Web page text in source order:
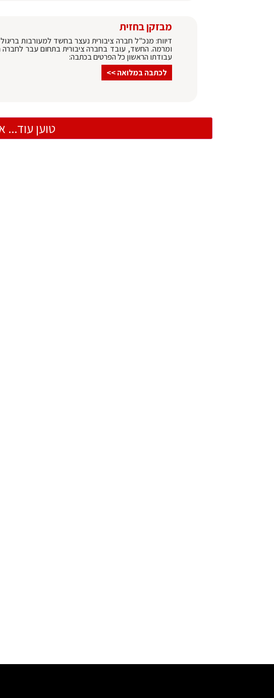
מבזקן בחזית
דיווח: מנכ"ל חברה ציבורית נעצר בחשד למעורבות
ומרמה. החשד, עובד בחברה ציבורית בתחום עבר
עבודתו הראשון כל הפרטים בכתבה:
לכתבה במלואה >>
טוען עוד...